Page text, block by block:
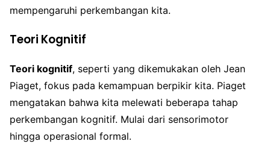
mempengaruhi perkembangan kita.
Teori Kognitif
Teori kognitif, seperti yang dikemukakan oleh Jean
Piaget, fokus pada kemampuan berpikir kita. Piaget
mengatakan bahwa kita melewati beberapa tahap
perkembangan kognitif. Mulai dari sensorimotor
hingga operasional formal.